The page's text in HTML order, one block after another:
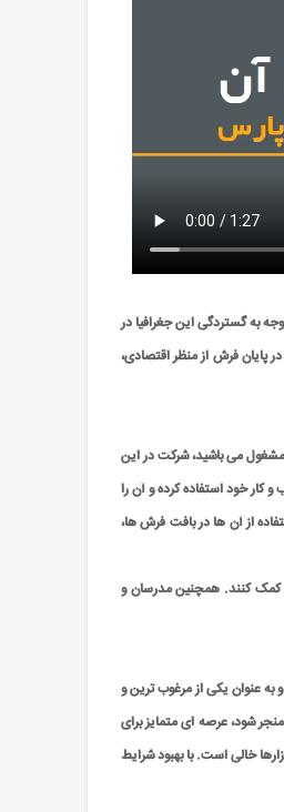
به گستردگی این جغرافیا در
پایان فرش از منظر اقتصادی،
مشغول می باشید، شرکت در این
خود استفاده کرده و آن را
از آن ها در بافت فرش ها،
کمک کنند. همچنین مدرسان و
عنوان یکی از مرغوب ترین و
شود، عرصه ای متمایز برای
خالی است. با بهبود شرایط